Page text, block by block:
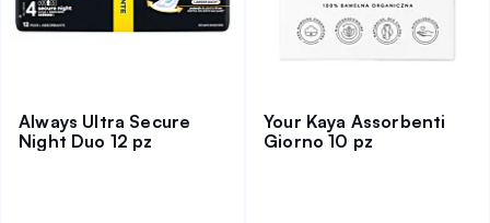
Always Ultra Secure
Night Duo 12 pz
Your Kaya Assorbenti
Giorno 10 pz